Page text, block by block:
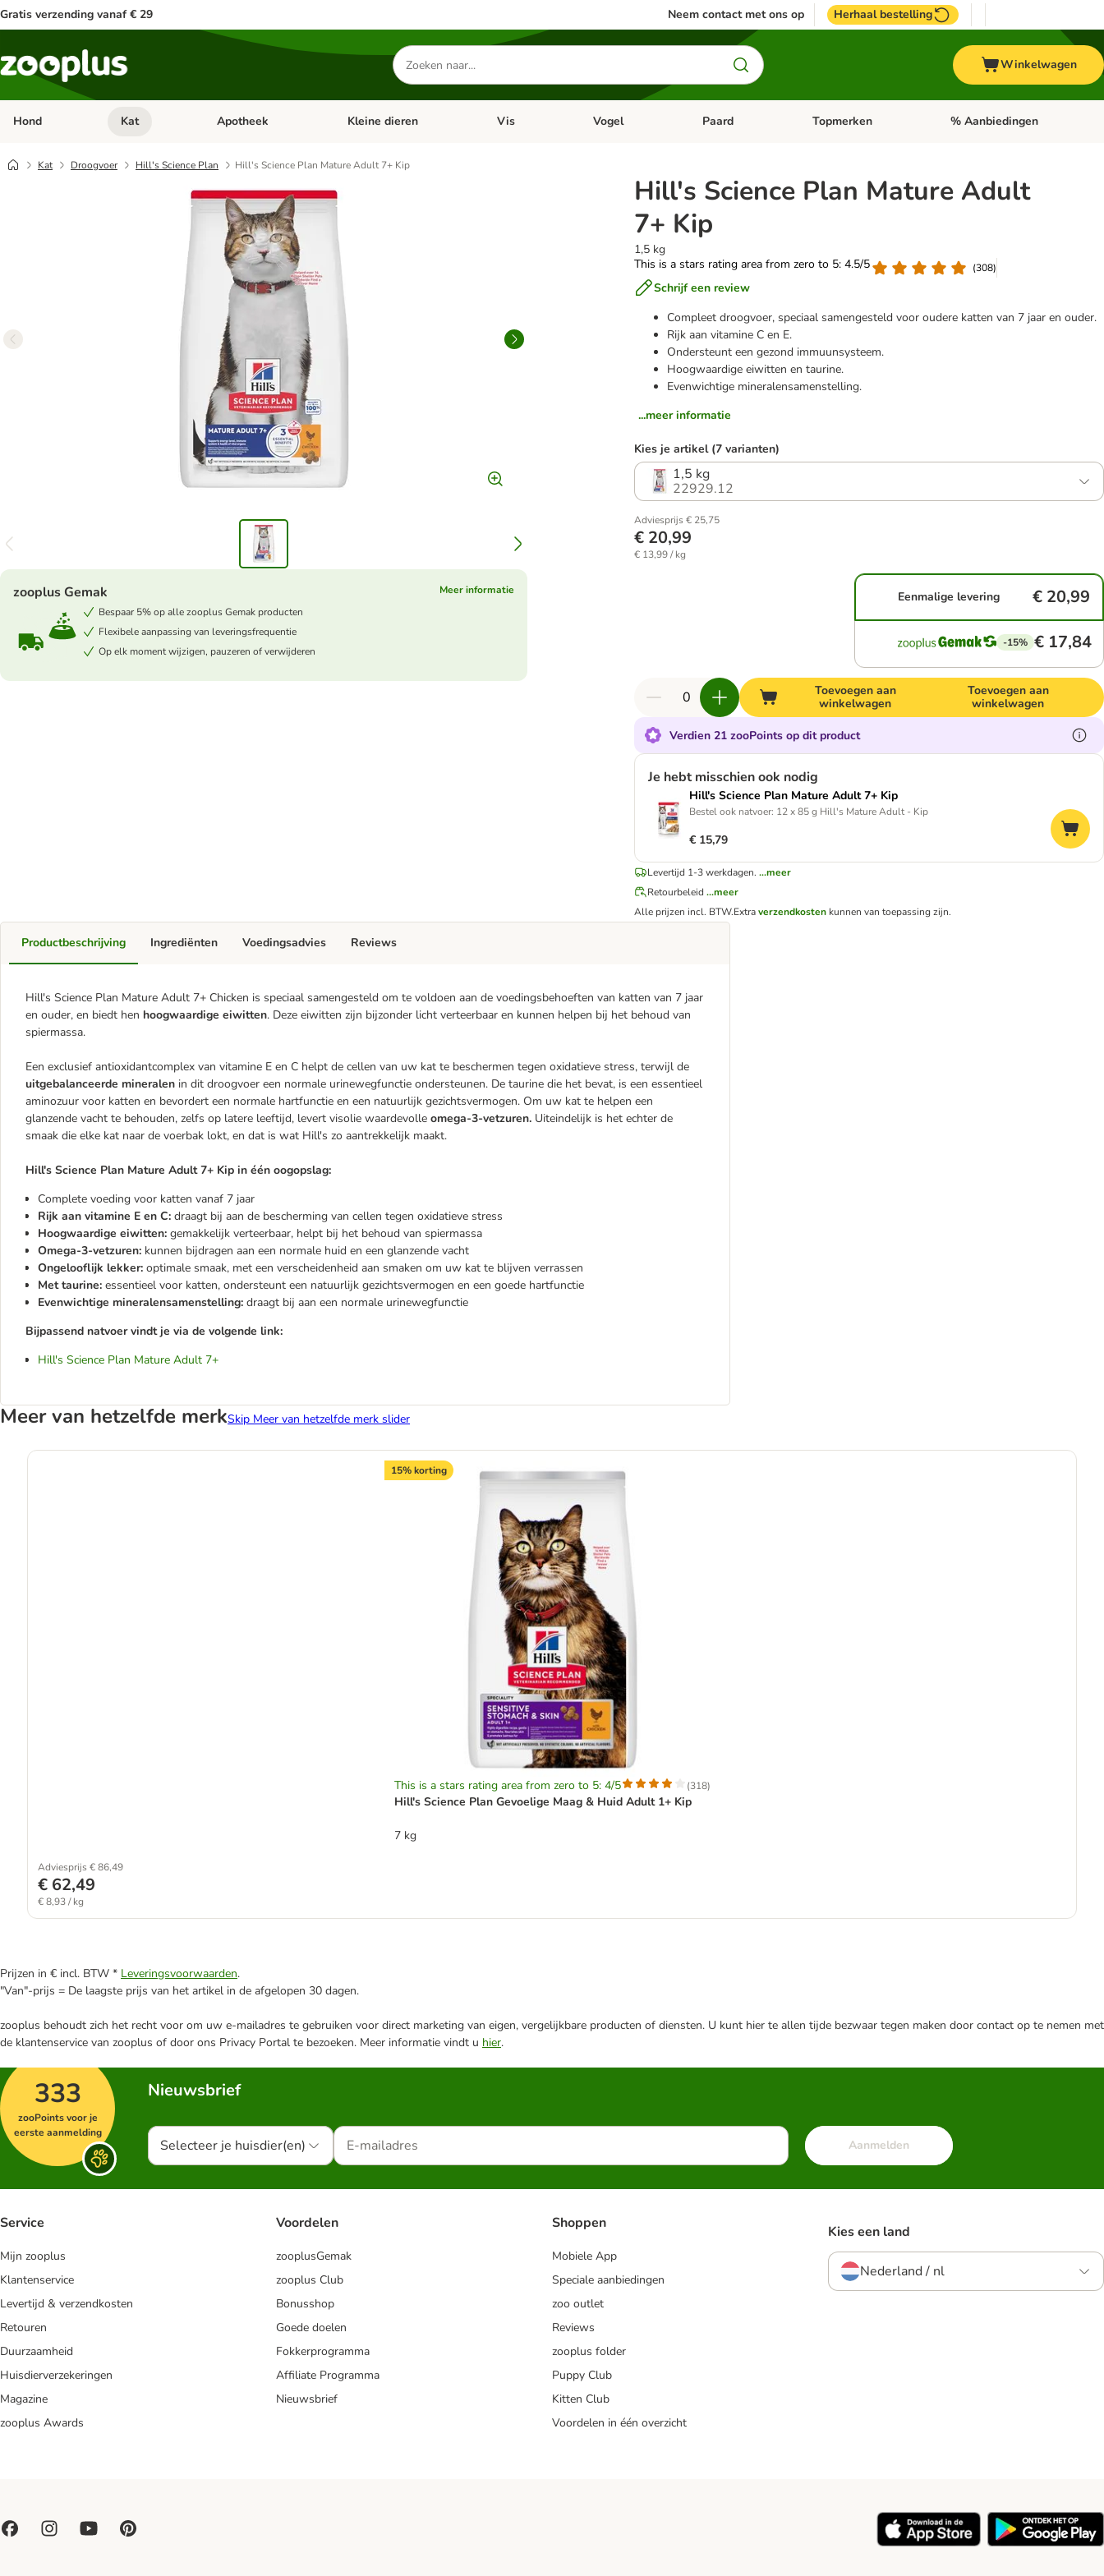
Gratis verzending vanaf € 29 Neem contact met ons op Herhaal bestelling
Zoeken
naar
producten
Winkelwagen
Hond Open categorie menu: Hond
Kat Open categorie menu: Kat
Apotheek Open categorie menu: Apotheek
Kleine dieren Open categorie menu: Kleine dieren
Vis Open categorie menu: Vis
Vogel Open categorie menu: Vogel
Paard Open categorie menu: Paard
Topmerken Open categorie menu:
% Aanbiedingen
Kat Droogvoer Hill's Science Plan Hill's Science Plan Mature Adult 7+ Kip
Hill's Science Plan Mature Adult
7+ Kip
1,5 kg
This is a stars rating area from zero to 5: 4.5/5
(308)
Schrijf een review
Compleet droogvoer, speciaal samengesteld voor oudere katten van 7 jaar en ouder.
Rijk aan vitamine C en E.
Ondersteunt een gezond immuunsysteem.
Hoogwaardige eiwitten en taurine.
Evenwichtige mineralensamenstelling.
...meer informatie
zooplus Gemak
Meer informatie
Bespaar 5% op alle zooplus Gemak producten
Flexibele aanpassing van leveringsfrequentie
Op elk moment wijzigen, pauzeren of verwijderen
Kies je artikel (7 varianten)
1,5 kg
22929.12
Adviesprijs € 25,75
€ 20,99
€ 13,99 / kg
Eenmalige levering € 20,99
-15% € 17,84
Toevoegen aan
winkelwagen
Toevoegen aan
winkelwagen
Verdien 21 zooPoints op dit product
Je hebt misschien ook nodig
Hill's Science Plan Mature Adult 7+ Kip
Bestel ook natvoer: 12 x 85 g Hill's Mature Adult - Kip
€ 15,79
Levertijd 1-3 werkdagen. ...meer
Retourbeleid ...meer
Alle prijzen incl. BTW.Extraverzendkosten kunnen van toepassing zijn.
Productbeschrijving
Hill's Science Plan Mature Adult 7+ Chicken is speciaal samengesteld om te voldoen aan de voedingsbehoeften van katten van 7 jaar
en ouder, en biedt hen hoogwaardige eiwitten. Deze eiwitten zijn bijzonder licht verteerbaar en kunnen helpen bij het behoud van
spiermassa.
Een exclusief antioxidantcomplex van vitamine E en C helpt de cellen van uw kat te beschermen tegen oxidatieve stress, terwijl de
uitgebalanceerde mineralen in dit droogvoer een normale urinewegfunctie ondersteunen. De taurine die het bevat, is een essentieel
aminozuur voor katten en bevordert een normale hartfunctie en een natuurlijk gezichtsvermogen. Om uw kat te helpen een
glanzende vacht te behouden, zelfs op latere leeftijd, levert visolie waardevolle omega-3-vetzuren. Uiteindelijk is het echter de
smaak die elke kat naar de voerbak lokt, en dat is wat Hill's zo aantrekkelijk maakt.
Hill's Science Plan Mature Adult 7+ Kip in één oogopslag:
Complete voeding voor katten vanaf 7 jaar
Rijk aan vitamine E en C: draagt ​​bij aan de bescherming van cellen tegen oxidatieve stress
Hoogwaardige eiwitten: gemakkelijk verteerbaar, helpt bij het behoud van spiermassa
Omega-3-vetzuren: kunnen bijdragen aan een normale huid en een glanzende vacht
Ongelooflijk lekker: optimale smaak, met een verscheidenheid aan smaken om uw kat te blijven verrassen
Met taurine: essentieel voor katten, ondersteunt een natuurlijk gezichtsvermogen en een goede hartfunctie
Evenwichtige mineralensamenstelling: draagt ​​bij aan een normale urinewegfunctie
Bijpassend natvoer vindt je via de volgende link:
Hill's Science Plan Mature Adult 7+
Ingrediënten Voedingsadvies Reviews
Meer van hetzelfde merkSkip Meer van hetzelfde merk slider
15% korting
This is a stars rating area from zero to 5: 4/5 (318)
Hill's Science Plan Gevoelige Maag & Huid Adult 1+ Kip
7 kg
Adviesprijs € 86,49
€ 62,49
€ 8,93 / kg
Prijzen in € incl. BTW * Leveringsvoorwaarden.
"Van"-prijs = De laagste prijs van het artikel in de afgelopen 30 dagen.
zooplus behoudt zich het recht voor om uw e-mailadres te gebruiken voor direct marketing van eigen, vergelijkbare producten of diensten. U kunt hier te allen tijde bezwaar tegen maken door contact op te nemen met
de klantenservice van zooplus of door ons Privacy Portal te bezoeken. Meer informatie vindt u hier.
333
zooPoints voor je
eerste aanmelding
Nieuwsbrief
Selecteer je huisdier(en) Aanmelden
Service
Mijn zooplus
Klantenservice
Levertijd & verzendkosten
Retouren
Duurzaamheid
Huisdierverzekeringen
Magazine
zooplus Awards
Voordelen
zooplusGemak
zooplus Club
Bonusshop
Goede doelen
Fokkerprogramma
Affiliate Programma
Nieuwsbrief
Shoppen
Mobiele App
Speciale aanbiedingen
zoo outlet
Reviews
zooplus folder
Puppy Club
Kitten Club
Voordelen in één overzicht
Kies een land
Nederland / nl